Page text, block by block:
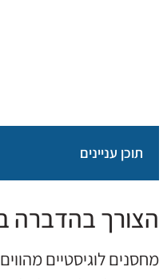
תוכן עניינים
הצורך בהדברה
מחסנים לוגיסטיים